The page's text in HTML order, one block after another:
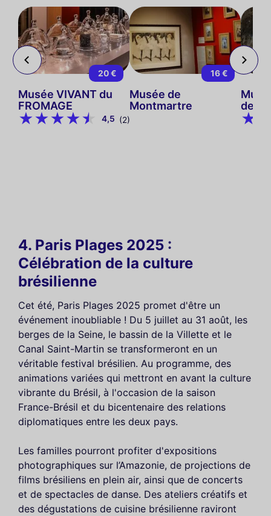
20 €
Musée VIVANT du
FROMAGE
4,5 (2)
16 €
Musée de
Montmartre
de
4. Paris Plages 2025 :
Célébration de la culture
brésilienne
Cet été, Paris Plages 2025 promet d'être un
événement inoubliable ! Du 5 juillet au 31 août, les
berges de la Seine, le bassin de la Villette et le
Canal Saint-Martin se transformeront en un
véritable festival brésilien. Au programme, des
animations variées qui mettront en avant la culture
vibrante du Brésil, à l'occasion de la saison
France-Brésil et du bicentenaire des relations
diplomatiques entre les deux pays.
Les familles pourront profiter d'expositions
photographiques sur l’Amazonie, de projections de
films brésiliens en plein air, ainsi que de concerts
et de spectacles de danse. Des ateliers créatifs et
des dégustations de cuisine brésilienne raviront